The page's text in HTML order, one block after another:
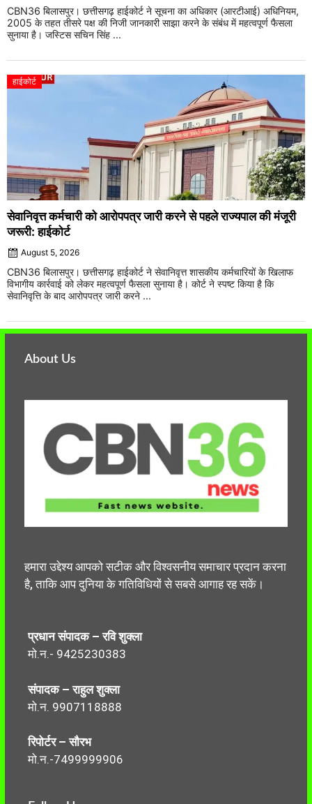
CBN36 बिलासपुर। छत्तीसगढ़ हाईकोर्ट ने सूचना का अधिकार (आरटीआई) अधिनियम,
2005 के तहत तीसरे पक्ष की निजी जानकारी साझा करने के संबंध में महत्वपूर्ण फैसला
सुनाया है। जस्टिस सचिन सिंह ...
हाईकोर्ट
सेवानिवृत्त कर्मचारी को आरोपपत्र जारी करने से पहले राज्यपाल की मंजूरी
जरूरी: हाईकोर्ट
August 5, 2026
CBN36 बिलासपुर। छत्तीसगढ़ हाईकोर्ट ने सेवानिवृत्त शासकीय कर्मचारियों के खिलाफ
विभागीय कार्रवाई को लेकर महत्वपूर्ण फैसला सुनाया है। कोर्ट ने स्पष्ट किया है कि
सेवानिवृत्ति के बाद आरोपपत्र जारी करने ...
About Us
हमारा उद्देश्य आपको सटीक और विश्वसनीय समाचार प्रदान करना
है, ताकि आप दुनिया के गतिविधियों से सबसे आगाह रह सकें।
प्रधान संपादक – रवि शुक्ला
मो.न.- 9425230383
संपादक – राहुल शुक्ला
मो.न. 9907118888
रिपोर्टर – सौरभ
मो.न.-7499999906